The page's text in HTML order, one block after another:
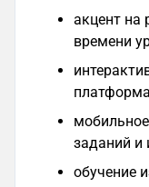
акцент на
времени
заданий и
обучение